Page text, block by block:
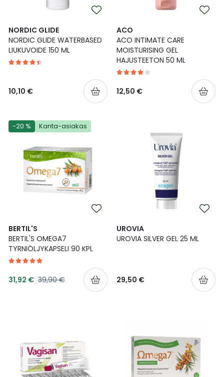
NORDIC GLIDE
NORDIC GLIDE WATERBASED
LIUKUVOIDE 150 ML
10,10 €
ACO
ACO INTIMATE CARE
MOISTURISING GEL
HAJUSTEETON 50 ML
12,50 €
-20 % Kanta-asiakas
BERTIL'S
BERTIL'S OMEGA7
TYRNIÖLJYKAPSELI 90 KPL
Tarjoushinta
31,92 € Normaalihinta
39,90 €
UROVIA
UROVIA SILVER GEL 25 ML
29,50 €